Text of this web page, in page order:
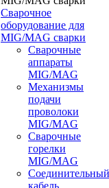
Сварочное
оборудование для
MIG/MAG сварки
Сварочные
аппараты
MIG/MAG
Механизмы
подачи
проволоки
MIG/MAG
Сварочные
горелки
MIG/MAG
Соединительный
кабель